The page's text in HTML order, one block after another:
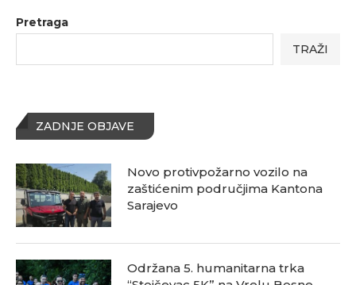
Pretraga
TRAŽI
ZADNJE OBJAVE
Novo protivpožarno vozilo na
zaštićenim područjima Kantona
Sarajevo
Održana 5. humanitarna trka